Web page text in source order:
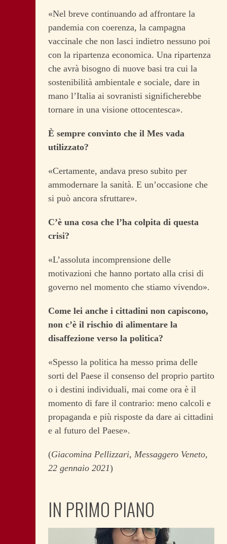
«Nel breve continuando ad affrontare la
pandemia con coerenza, la campagna
vaccinale che non lasci indietro nessuno poi
con la ripartenza economica. Una ripartenza
che avrà bisogno di nuove basi tra cui la
sostenibilità ambientale e sociale, dare in
mano l’Italia ai sovranisti significherebbe
tornare in una visione ottocentesca».
È sempre convinto che il Mes vada
utilizzato?
«Certamente, andava preso subito per
ammodernare la sanità. E un’occasione che
si può ancora sfruttare».
C’è una cosa che l’ha colpita di questa
crisi?
«L’assoluta incomprensione delle
motivazioni che hanno portato alla crisi di
governo nel momento che stiamo vivendo».
Come lei anche i cittadini non capiscono,
non c’è il rischio di alimentare la
disaffezione verso la politica?
«Spesso la politica ha messo prima delle
sorti del Paese il consenso del proprio partito
o i destini individuali, mai come ora è il
momento di fare il contrario: meno calcoli e
propaganda e più risposte da dare ai cittadini
e al futuro del Paese».
(Giacomina Pellizzari, Messaggero Veneto,
22 gennaio 2021)
IN PRIMO PIANO